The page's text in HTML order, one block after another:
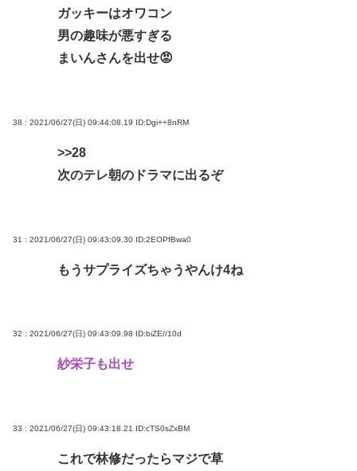
ガッキーはオワコン
男の趣味が悪すぎる
まいんさんを出せ😡
38 : 2021/06/27(日) 09:44:08.19 ID:Dgi++8nRM
>>28
次のテレ朝のドラマに出るぞ
31 : 2021/06/27(日) 09:43:09.30 ID:2EOPfBwa0
もうサプライズちゃうやんけ4ね
32 : 2021/06/27(日) 09:43:09.98 ID:biZE//10d
紗栄子も出せ
33 : 2021/06/27(日) 09:43:18.21 ID:cTS0sZxBM
これで林修だったらマジで草